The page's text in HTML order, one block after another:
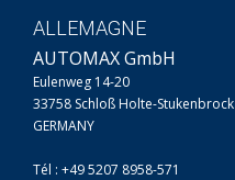
ALLEMAGNE
AUTOMAX GmbH
Eulenweg 14-20
33758 Schloß Holte-Stukenbrock
GERMANY
Tél : +49 5207 8958-571